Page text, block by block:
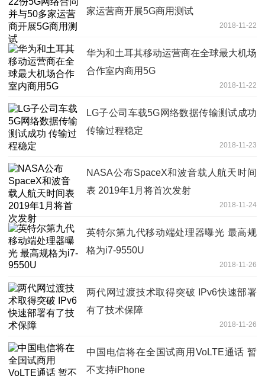
家运营商开展5G商用测试
2018-11-22
华为和土耳其移动运营商在全球最大机场
合作室内商用5G
2018-11-22
LG子公司车载5G网络数据传输测试成功
传输过程稳定
2018-11-23
NASA公布SpaceX和波音载人航天时间
表 2019年1月将首次发射
2018-11-24
英特尔第九代移动端处理器曝光 最高规
格为i7-9550U
2018-11-26
两代网过渡技术取得突破 IPv6快速部署
有了技术保障
2018-11-26
中国电信将在全国试商用VoLTE通话 暂
不支持iPhone